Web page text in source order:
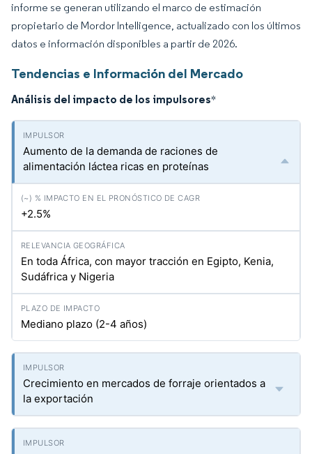
informe se generan utilizando el marco de estimación
propietario de Mordor Intelligence, actualizado con los últimos
datos e información disponibles a partir de 2026.
Tendencias e Información del Mercado
Análisis del impacto de los impulsores*
Aumento de la demanda de raciones de
alimentación láctea ricas en proteínas
+2.5%
En toda África, con mayor tracción en Egipto, Kenia,
Sudáfrica y Nigeria
Mediano plazo (2-4 años)
Crecimiento en mercados de forraje orientados a
la exportación